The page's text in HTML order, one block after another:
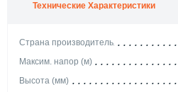
Технические Характеристики
Страна производитель
Максим. напор (м)
Высота (мм)